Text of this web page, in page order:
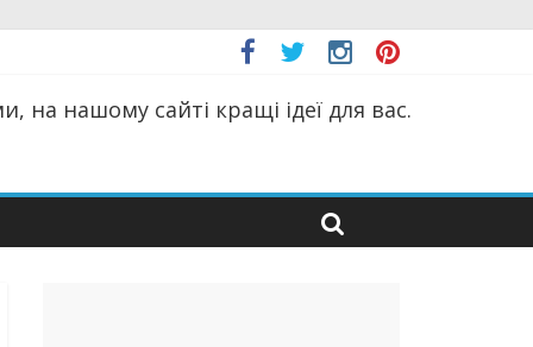
на нашому сайті кращі ідеї для вас.